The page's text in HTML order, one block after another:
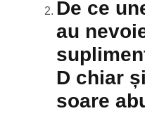
De ce
au
D chiar
soare